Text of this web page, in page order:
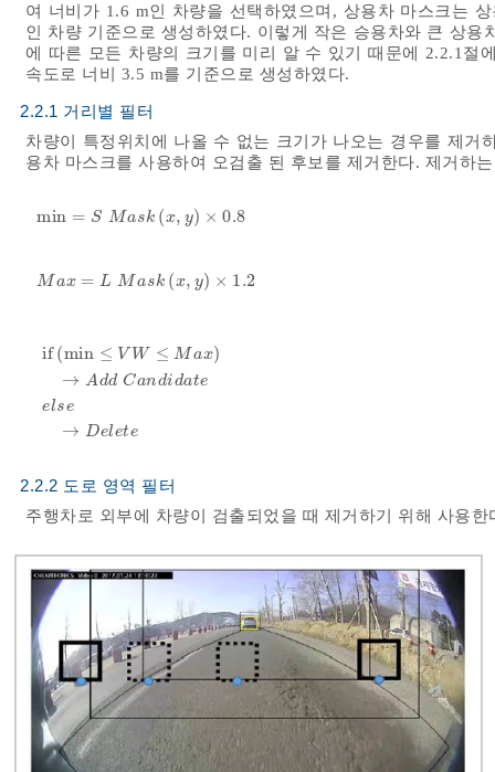
여 너비가 1.6 m인 차량을 선택하였으며, 상용차 마스크는
인 차량 기준으로 생성하였다. 이렇게 작은 승용차와 큰 상
에 따른 모든 차량의 크기를 미리 알 수 있기 때문에 2.2.1절
속도로 너비 3.5 m를 기준으로 생성하였다.
2.2.1 거리별 필터
차량이 특정위치에 나올 수 없는 크기가 나오는 경우를 제거
용차 마스크를 사용하여 오검출 된 후보를 제거한다. 제거하
min = S Mask (x, y) × 0.8
mi n=S M askx, y× 0.8
M ax = L M ask (x, y) × 1.2
Ma x=L Mask x,y× 1.2
if (min ≤ V W ≤ M ax)
→ Add Candidate
else
→ Delete
min ≤VW ≤Max →A
2.2.2 도로 영역 필터
주행차로 외부에 차량이 검출되었을 때 제거하기 위해 사용